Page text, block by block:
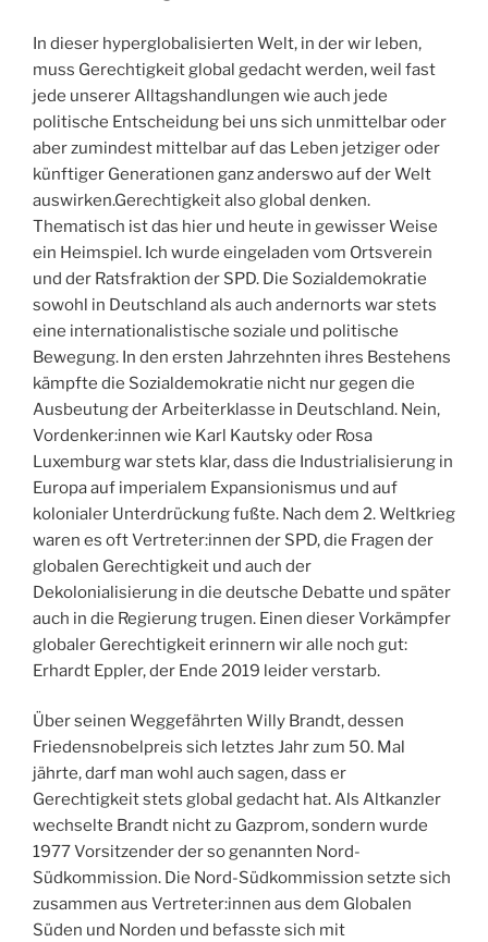
In dieser hyperglobalisierten Welt, in der wir leben,
muss Gerechtigkeit global gedacht werden, weil fast
jede unserer Alltagshandlungen wie auch jede
politische Entscheidung bei uns sich unmittelbar oder
aber zumindest mittelbar auf das Leben jetziger oder
künftiger Generationen ganz anderswo auf der Welt
auswirken.Gerechtigkeit also global denken.
Thematisch ist das hier und heute in gewisser Weise
ein Heimspiel. Ich wurde eingeladen vom Ortsverein
und der Ratsfraktion der SPD. Die Sozialdemokratie
sowohl in Deutschland als auch andernorts war stets
eine internationalistische soziale und politische
Bewegung. In den ersten Jahrzehnten ihres Bestehens
kämpfte die Sozialdemokratie nicht nur gegen die
Ausbeutung der Arbeiterklasse in Deutschland. Nein,
Vordenker:innen wie Karl Kautsky oder Rosa
Luxemburg war stets klar, dass die Industrialisierung in
Europa auf imperialem Expansionismus und auf
kolonialer Unterdrückung fußte. Nach dem 2. Weltkrieg
waren es oft Vertreter:innen der SPD, die Fragen der
globalen Gerechtigkeit und auch der
Dekolonialisierung in die deutsche Debatte und später
auch in die Regierung trugen. Einen dieser Vorkämpfer
globaler Gerechtigkeit erinnern wir alle noch gut:
Erhardt Eppler, der Ende 2019 leider verstarb.
Über seinen Weggefährten Willy Brandt, dessen
Friedensnobelpreis sich letztes Jahr zum 50. Mal
jährte, darf man wohl auch sagen, dass er
Gerechtigkeit stets global gedacht hat. Als Altkanzler
wechselte Brandt nicht zu Gazprom, sondern wurde
1977 Vorsitzender der so genannten Nord-
Südkommission. Die Nord-Südkommission setzte sich
zusammen aus Vertreter:innen aus dem Globalen
Süden und Norden und befasste sich mit